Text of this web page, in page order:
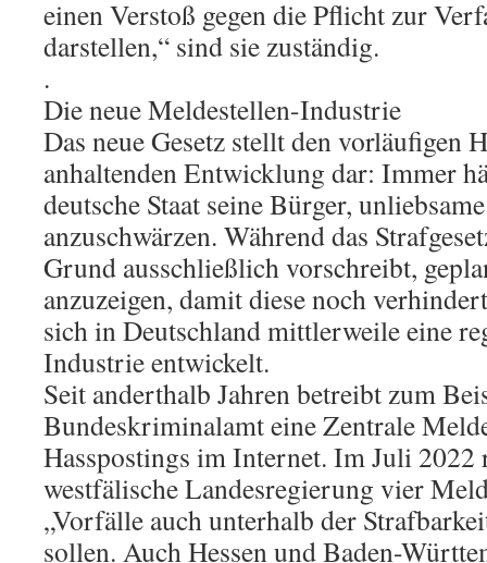
einen Verstoß gegen die Pflicht zur
darstellen,“ sind sie zuständig.
.
Die neue Meldestellen-Industrie
Das neue Gesetz stellt den vorläufigen
anhaltenden Entwicklung dar: Immer
deutsche Staat seine Bürger,
anzuschwärzen. Während das
Grund ausschließlich vorschreibt,
anzuzeigen, damit diese noch
sich in Deutschland mittlerweile eine
Industrie entwickelt.
Seit anderthalb Jahren betreibt zum
Bundeskriminalamt eine Zentrale
Hasspostings im Internet. Im Juli
westfälische Landesregierung vier
„Vorfälle auch unterhalb der
sollen. Auch Hessen und Baden-